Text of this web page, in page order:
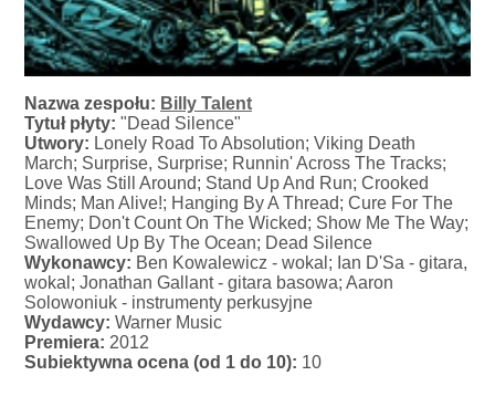
Nazwa zespołu: Billy Talent
Tytuł płyty: "Dead Silence"
Utwory: Lonely Road To Absolution; Viking Death
March; Surprise, Surprise; Runnin' Across The Tracks;
Love Was Still Around; Stand Up And Run; Crooked
Minds; Man Alive!; Hanging By A Thread; Cure For The
Enemy; Don't Count On The Wicked; Show Me The Way;
Swallowed Up By The Ocean; Dead Silence
Wykonawcy: Ben Kowalewicz - wokal; Ian D'Sa - gitara,
wokal; Jonathan Gallant - gitara basowa; Aaron
Solowoniuk - instrumenty perkusyjne
Wydawcy: Warner Music
Premiera: 2012
Subiektywna ocena (od 1 do 10): 10